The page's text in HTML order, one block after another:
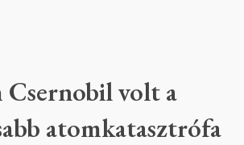
klímaváltozás miatt pedig a
oldható meg azzal, hogy
szépen a szénerőműveit